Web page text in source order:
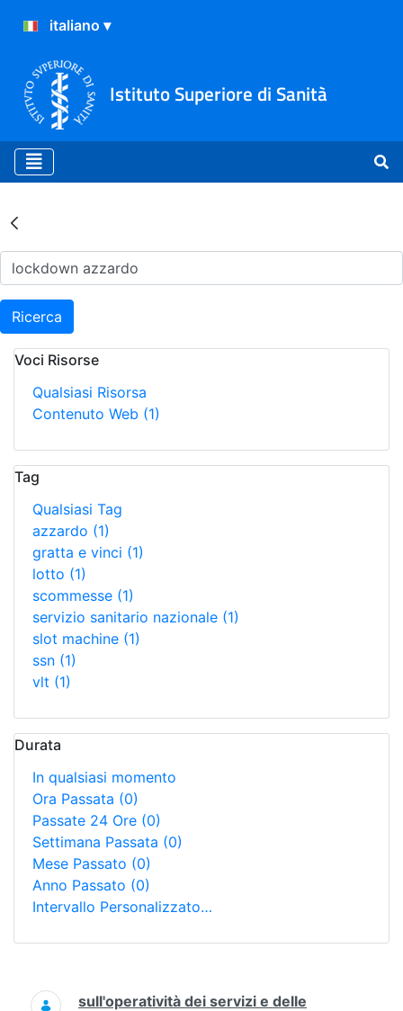
Istituto Superiore di Sanità
Risultati della Ricerca -
Ricerca
Voci Risorse
Qualsiasi Risorsa
Contenuto Web (1)
Tag
Qualsiasi Tag
azzardo (1)
gratta e vinci (1)
lotto (1)
scommesse (1)
servizio sanitario nazionale (1)
slot machine (1)
ssn (1)
vlt (1)
Durata
In qualsiasi momento
Ora Passata (0)
Passate 24 Ore (0)
Settimana Passata (0)
Mese Passato (0)
Anno Passato (0)
Intervallo Personalizzato…
Ricerca
sull'operatività dei servizi e delle